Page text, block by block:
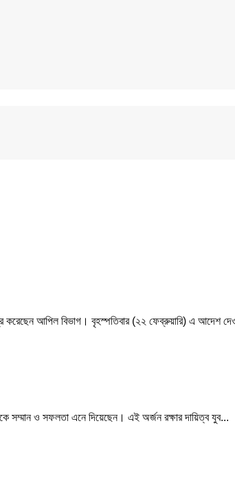
করেছেন আপিল বিভাগ। বৃহস্পতিবার (২২ ফেব্রুয়ারি) এ আদেশ
সম্মান ও সফলতা এনে দিয়েছেন। এই অর্জন রক্ষার দায়িত্ব যুব...